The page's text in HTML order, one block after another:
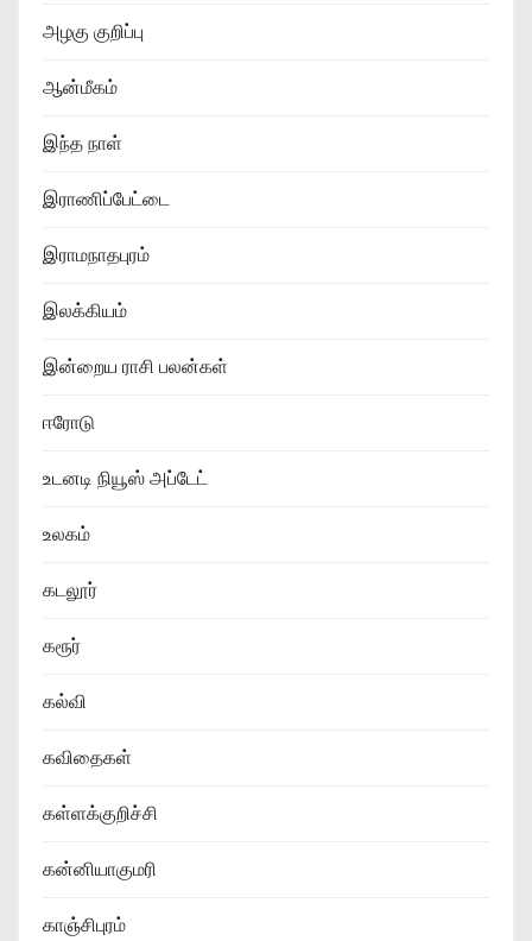
அழகு குறிப்பு
ஆன்மீகம்
இந்த நாள்
இராணிப்பேட்டை
இராமநாதபுரம்
இலக்கியம்
இன்றைய ராசி பலன்கள்
ஈரோடு
உடனடி நியூஸ் அப்டேட்
உலகம்
கடலூர்
கரூர்
கல்வி
கவிதைகள்
கள்ளக்குறிச்சி
கன்னியாகுமரி
காஞ்சிபுரம்